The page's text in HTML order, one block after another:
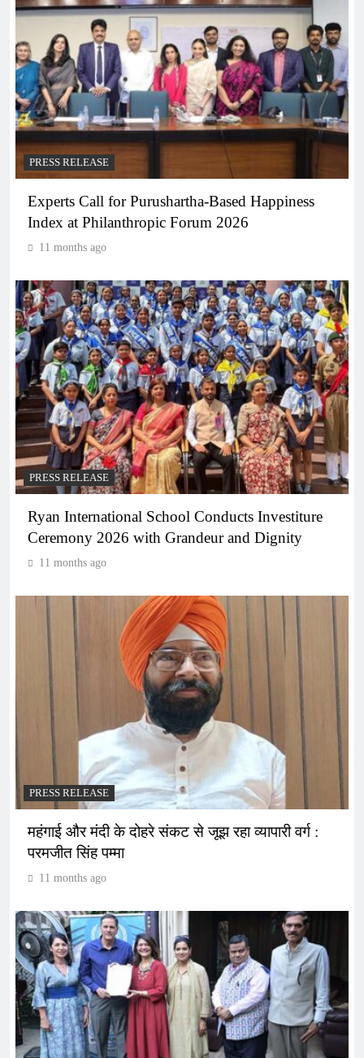
PRESS RELEASE
Experts Call for Purushartha-Based Happiness
Index at Philanthropic Forum 2026
11 months ago
PRESS RELEASE
Ryan International School Conducts Investiture
Ceremony 2026 with Grandeur and Dignity
11 months ago
PRESS RELEASE
महंगाई और मंदी के दोहरे संकट से जूझ रहा व्यापारी वर्ग :
परमजीत सिंह पम्मा
11 months ago